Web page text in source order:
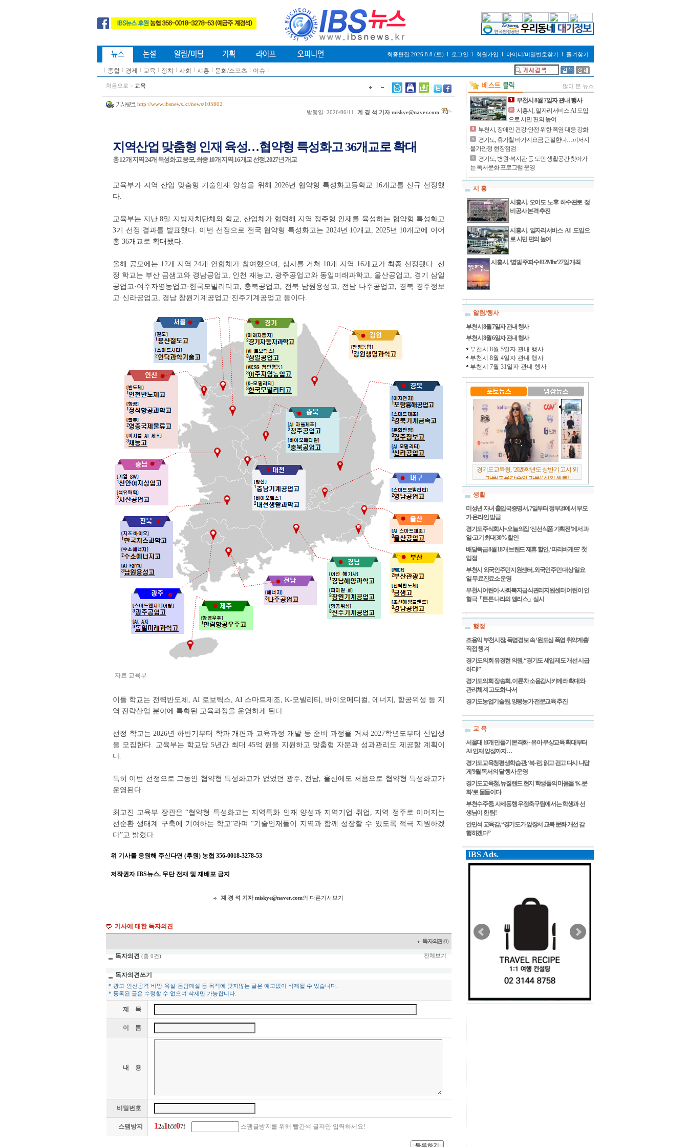
최종편집:2026.8.8 (토) l 로그인 l 회원가입 l 아이디/비밀번호찾기 l 즐겨찾기
l 종합 l 경제 l 교육 l 정치 l 사회 l 시흥 l 문화/스포츠 l 이슈 l
처음으로 > 교육
http://www.ibsnews.kr/news/105602
발행일: 2026/06/11
계 경 석 기자 miskye@naver.com
지역산업 맞춤형 인재 육성…협약형 특성화고 36개교로 확대
총 12개 지역 24개 특성화고 응모, 최종 10개 지역 16개교 선정, 2027년 개교
교육부가 지역 산업 맞춤형 기술인재 양성을 위해 2026년 협약형 특성화고등학교 16개교를 신규 선정했
다.
교육부는 지난 8일 지방자치단체와 학교, 산업체가 협력해 지역 정주형 인재를 육성하는 협약형 특성화고
3기 선정 결과를 발표했다. 이번 선정으로 전국 협약형 특성화고는 2024년 10개교, 2025년 10개교에 이어
총 36개교로 확대됐다.
올해 공모에는 12개 지역 24개 연합체가 참여했으며, 심사를 거쳐 10개 지역 16개교가 최종 선정됐다. 선
정 학교는 부산 금샘고와 경남공업고, 인천 재능고, 광주공업고와 동일미래과학고, 울산공업고, 경기 삼일
공업고·여주자영농업고·한국모빌리티고, 충북공업고, 전북 남원용성고, 전남 나주공업고, 경북 경주정보
고·신라공업고, 경남 창원기계공업고·진주기계공업고 등이다.
자료 교육부
이들 학교는 전력반도체, AI 로보틱스, AI 스마트제조, K-모빌리티, 바이오메디컬, 에너지, 항공위성 등 지
역 전략산업 분야에 특화된 교육과정을 운영하게 된다.
선정 학교는 2026년 하반기부터 학과 개편과 교육과정 개발 등 준비 과정을 거쳐 2027학년도부터 신입생
을 모집한다. 교육부는 학교당 5년간 최대 45억 원을 지원하고 맞춤형 자문과 성과관리도 제공할 계획이
다.
특히 이번 선정으로 그동안 협약형 특성화고가 없었던 광주, 전남, 울산에도 처음으로 협약형 특성화고가
운영된다.
최교진 교육부 장관은 “협약형 특성화고는 지역특화 인재 양성과 지역기업 취업, 지역 정주로 이어지는
선순환 생태계 구축에 기여하는 학교”라며 “기술인재들이 지역과 함께 성장할 수 있도록 적극 지원하겠
다”고 밝혔다.
위 기사를 응원해 주신다면 (후원) 농협 356-0018-3278-53
저작권자 IBS뉴스, 무단 전재 및 재배포 금지
계 경 석 기자 miskye@naver.com의 다른기사보기
기사에 대한 독자의견
독자의견(0)
독자의견 (총 0건) 전체보기
독자의견쓰기
* 광고·인신공격·비방·욕설·음담패설 등 목적에 맞지않는 글은 예고없이 삭제될 수 있습니다.
* 등록된 글은 수정할 수 없으며 삭제만 가능합니다.
제 목
이 름
내 용
비밀번호
스팸방지 12a1b5f07f 스팸글방지를 위해 빨간색 글자만 입력하세요!
많이 본 뉴스
부천시 8월 7일자 관내 행사
시흥시, 일자리서비스 AI 도입
으로 시민 편의 높여
부천시, 장애인 건강·안전 위한 폭염 대응 강화
경기도, 휴가철 바가지요금 근절한다…피서지
물가안정 현장점검
경기도, 병원·복지관 등 도민 생활공간 찾아가
는 독서문화 프로그램 운영
시 흥
시흥시, 오이도 노후 하수관로 정
비공사 본격 추진
시흥시, 일자리서비스 AI 도입으
로 시민 편의 높여
시흥시, ‘별빛 주파수 812Mhz’ 27일 개최
알림/행사
부천시 8월 7일자 관내 행사
부천시 8월 6일자 관내 행사
부천시 8월 5일자 관내 행사
부천시 8월 4일자 관내 행사
부천시 7월 31일자 관내 행사
경기도교육청, ‘2026학년도 상반기 고시 외
과목(교육감 승인 과목)’ 심의 완료!
생활
미성년 자녀 출입국증명서, 7일부터 정부24에서 부모
가 온라인 발급
경기도주식회사×오늘의집 ‘신선식품 기획전’에서 과
일·고기 최대 30% 할인
배달특급 8월 18개 브랜드 제휴 할인, ‘파리바게뜨’ 첫
입점
부천시 외국인주민지원센터, 외국인주민 대상 일요
일 무료진료소 운영
부천시어린이·사회복지급식관리지원센터 어린이 인
형극「튼튼 나라의 앨리스」실시
행정
조용익 부천시장, 폭염경보 속 ‘원도심 폭염 취약계층’
직접 챙겨
경기도의회 유경현 의원, “경기도 세입제도 개선 시급
하다!”
경기도의회 장송회, 이륜차 소음감시카메라 확대와
관리체계 고도화 나서
경기도농업기술원, 양봉농가 전문교육 추진
교 육
서울대 10개 만들기 본격화 · 유아 무상교육 확대부터
AI 인재 양성까지…
경기도교육청평생학습관, ‘북-런, 읽고 걷고 다시 나답
게’9월 독서의 달 행사 운영
경기도교육청, 뉴질랜드 현지 학생들의 마음을 ‘K-문
화’로 물들이다
부천수주중, 사제동행 우정축구팀에서는 학생과 선
생님이 한 팀!
안민석 교육감, “경기도가 앞장서 교복 문화 개선 감
행하겠다”